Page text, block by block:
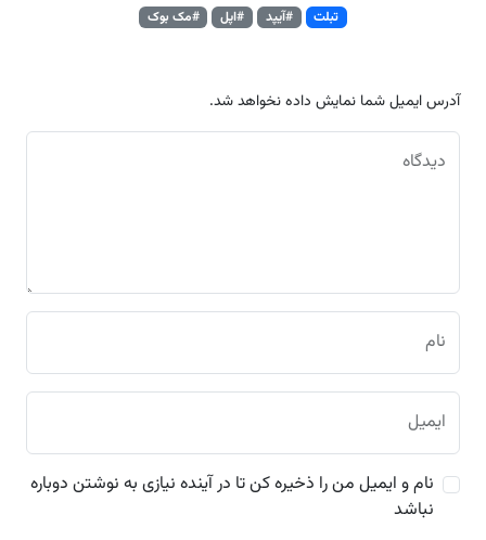
تبلت
#آیپد #اپل #مک بوک
آدرس ایمیل شما نمایش داده نخواهد شد.
دیدگاه
نام
ایمیل
نام و ایمیل من را ذخیره کن تا در آینده نیازی به نوشتن دوباره
نباشد